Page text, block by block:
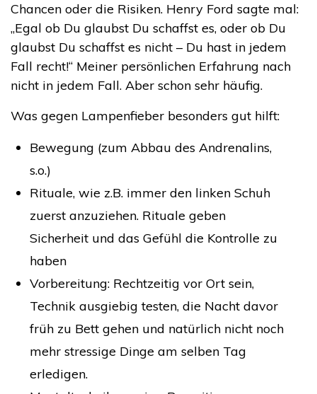
Chancen oder die Risiken. Henry Ford sagte mal:
„Egal ob Du glaubst Du schaffst es, oder ob Du
glaubst Du schaffst es nicht – Du hast in jedem
Fall recht!“ Meiner persönlichen Erfahrung nach
nicht in jedem Fall. Aber schon sehr häufig.
Was gegen Lampenfieber besonders gut hilft:
Bewegung (zum Abbau des Andrenalins,
s.o.)
Rituale, wie z.B. immer den linken Schuh
zuerst anzuziehen. Rituale geben
Sicherheit und das Gefühl die Kontrolle zu
haben
Vorbereitung: Rechtzeitig vor Ort sein,
Technik ausgiebig testen, die Nacht davor
früh zu Bett gehen und natürlich nicht noch
mehr stressige Dinge am selben Tag
erledigen.